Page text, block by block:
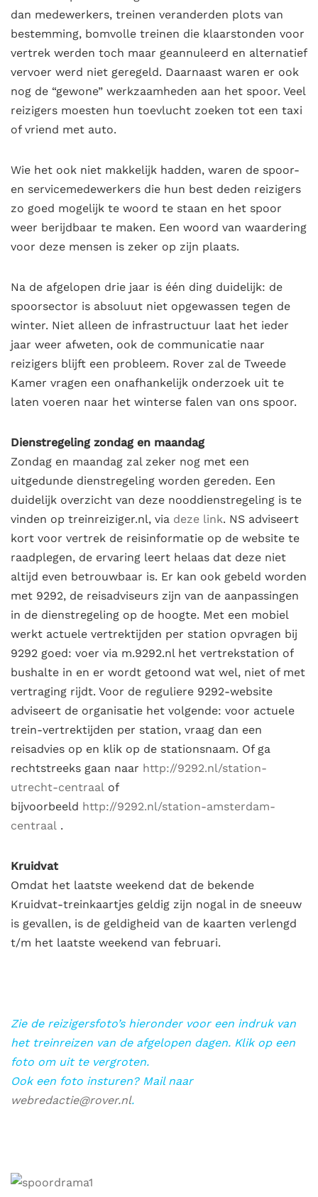
dan medewerkers, treinen veranderden plots van
bestemming, bomvolle treinen die klaarstonden voor
vertrek werden toch maar geannuleerd en alternatief
vervoer werd niet geregeld. Daarnaast waren er ook
nog de “gewone” werkzaamheden aan het spoor. Veel
reizigers moesten hun toevlucht zoeken tot een taxi
of vriend met auto.
Wie het ook niet makkelijk hadden, waren de spoor-
en servicemedewerkers die hun best deden reizigers
zo goed mogelijk te woord te staan en het spoor
weer berijdbaar te maken. Een woord van waardering
voor deze mensen is zeker op zijn plaats.
Na de afgelopen drie jaar is één ding duidelijk: de
spoorsector is absoluut niet opgewassen tegen de
winter. Niet alleen de infrastructuur laat het ieder
jaar weer afweten, ook de communicatie naar
reizigers blijft een probleem. Rover zal de Tweede
Kamer vragen een onafhankelijk onderzoek uit te
laten voeren naar het winterse falen van ons spoor.
Dienstregeling zondag en maandag
Zondag en maandag zal zeker nog met een
uitgedunde dienstregeling worden gereden. Een
duidelijk overzicht van deze nooddienstregeling is te
vinden op treinreiziger.nl, via deze link. NS adviseert
kort voor vertrek de reisinformatie op de website te
raadplegen, de ervaring leert helaas dat deze niet
altijd even betrouwbaar is. Er kan ook gebeld worden
met 9292, de reisadviseurs zijn van de aanpassingen
in de dienstregeling op de hoogte. Met een mobiel
werkt actuele vertrektijden per station opvragen bij
9292 goed: voer via m.9292.nl het vertrekstation of
bushalte in en er wordt getoond wat wel, niet of met
vertraging rijdt. Voor de reguliere 9292-website
adviseert de organisatie het volgende: voor actuele
trein-vertrektijden per station, vraag dan een
reisadvies op en klik op de stationsnaam. Of ga
rechtstreeks gaan naar http://9292.nl/station-
utrecht-centraal of
bijvoorbeeld http://9292.nl/station-amsterdam-
centraal .
Kruidvat
Omdat het laatste weekend dat de bekende
Kruidvat-treinkaartjes geldig zijn nogal in de sneeuw
is gevallen, is de geldigheid van de kaarten verlengd
t/m het laatste weekend van februari.
Zie de reizigersfoto’s hieronder voor een indruk van
het treinreizen van de afgelopen dagen. Klik op een
foto om uit te vergroten.
Ook een foto insturen? Mail naar
webredactie@rover.nl.